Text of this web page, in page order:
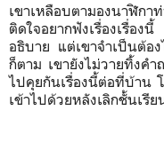
เขาเหลือบตามองนาฬิก
ติดใจอยากฟังเรื่องเรื่
อธิบาย แต่เขาจำเป็นต้อ
ก็ตาม เขายังไม่วายทิ้งค
ไปคุยกันเรื่องนี้ต่อที่บ้าน
เข้าไปด้วยหลังเลิกชั้นเรีย